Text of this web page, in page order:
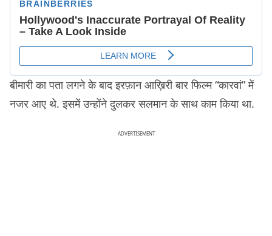
बीमारी का पता लगने के बाद इरफ़ान आख़िरी बार फिल्म “कारवां” में
नजर आए थे. इसमें उन्होंने दुलकर सलमान के साथ काम किया था.
ADVERTISEMENT